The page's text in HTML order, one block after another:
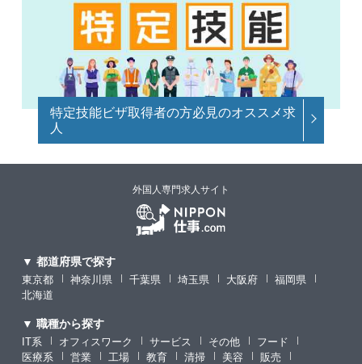
特定技能ビザ取得者の方必見のオススメ求
人
外国人専門求人サイト
▼ 都道府県で探す
東京都 神奈川県 千葉県 埼玉県 大阪府
福岡県
北海道
▼ 職種から探す
IT系 オフィスワーク サービス その他
フード
医療系
営業 工場 教育 清掃 美容
販売